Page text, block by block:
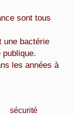
sécurité